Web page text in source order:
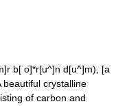
b[ o]*r[u^]n d[u^]m), [a
crystalline
of carbon and